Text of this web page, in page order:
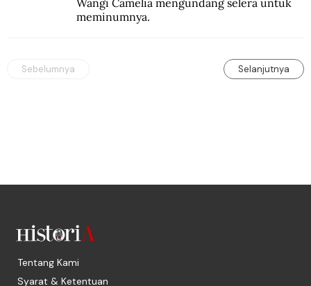
meminumnya.
Sebelumnya Selanjutnya
Tentang Kami
Syarat & Ketentuan